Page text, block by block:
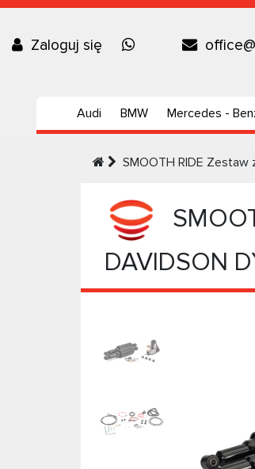
Zaloguj się
Audi BMW Mercedes -
SMOOTH RIDE Zestaw
DAVIDSON